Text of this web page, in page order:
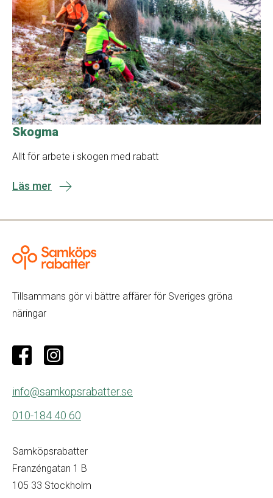
Skogma
Allt för arbete i skogen med rabatt
Läs mer
Tillsammans gör vi bättre affärer för Sveriges gröna
näringar
info@samkopsrabatter.se
010-184 40 60
Samköpsrabatter
Franzéngatan 1 B
105 33 Stockholm